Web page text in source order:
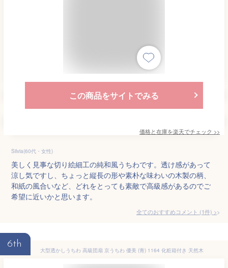
この商品をサイトでみる
価格と在庫を楽天でチェック >>
Silvia(60代・女性)
美しく見事な切り絵細工の純和風うちわです。透け感があって
涼し気ですし、ちょっと縦長の形や素朴な味わいの木製の柄、
和紙の風合いなど、どれをとっても素敵で高級感があるのでご
希望に近いかと思います。
全てのおすすめコメント (1件) >
6th
大型透かしうちわ 高級団扇 京うちわ 優美 (青) 1164 化粧箱付き 天然木